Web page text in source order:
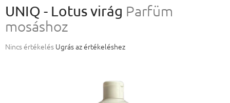
UNIQ - Lotus virág Parfüm
mosáshoz
A termék átlagos értékelése 5-ből 0,0 csillag.
Nincs értékelés Ugrás az értékeléshez